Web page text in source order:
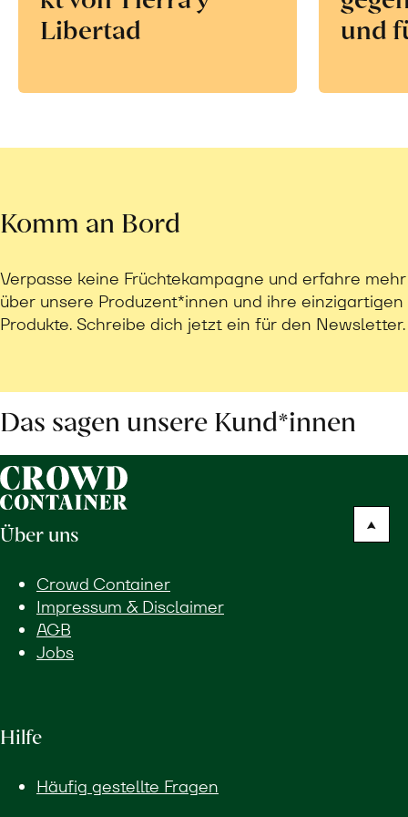
Libertad
und
Komm an Bord
Verpasse keine Früchtekampagne und erfahre mehr
über unsere Produzent*innen und ihre einzigartigen
Produkte. Schreibe dich jetzt ein für den Newsletter.
Das sagen unsere Kund*innen
Über uns
Crowd Container
Impressum & Disclaimer
AGB
Jobs
Hilfe
Häufig gestellte Fragen